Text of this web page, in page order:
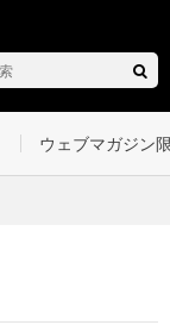
ウェブマガジン